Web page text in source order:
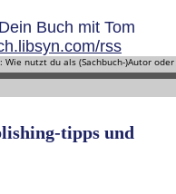
Buch mit Tom
rss
tipps und